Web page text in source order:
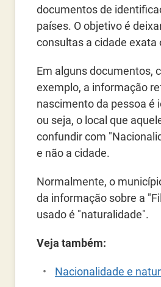
documentos de
países. O objetivo é
consultas a cidade exata
Em alguns documentos,
exemplo, a informação
nascimento da pessoa é
ou seja, o local que
confundir com
e não a cidade.
Normalmente, o
da informação sobre a
usado é "naturalidade".
Veja também:
Nacionalidade e